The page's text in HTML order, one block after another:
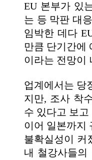
EU 본부가 있
는 등 막판 대
임박한 데다
만큼 단기간에
이라는 전망이
업계에서는 당
지만, 조사 착
수 있다고 보
이어 일본까지
불확실성이 커
내 철강사들의